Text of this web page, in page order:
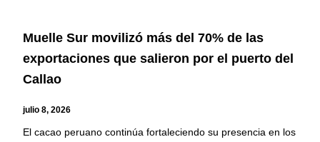
Muelle Sur movilizó más del 70% de las
exportaciones que salieron por el puerto del
Callao
julio 8, 2026
El cacao peruano continúa fortaleciendo su presencia en los